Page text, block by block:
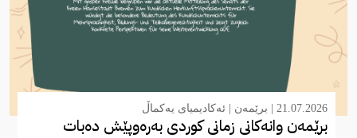
21.07.2026 | برێمەن | ئەکادیمیای یەکماڵ
برێمەن وانەکانی زمانی کوردی بەرەوپێش دەبات